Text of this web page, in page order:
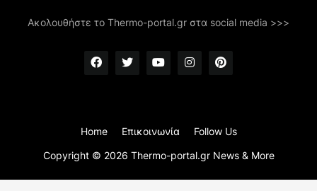
Ακολουθήστε το Thermo-portal.gr στα social media >>>
Copyright © 2026 Thermo-portal.gr News & More
Home Επικοινωνία Follow Us